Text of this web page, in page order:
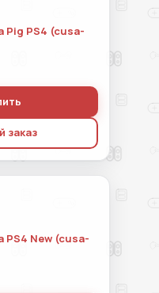
Pig PS4 (cusa-
заказ
PS4 New (cusa-